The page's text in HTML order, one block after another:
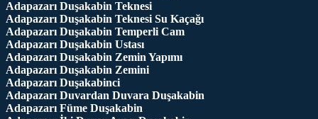
Adapazarı Duşakabin Teknesi
Adapazarı Duşakabin Teknesi Su Kaçağı
Adapazarı Duşakabin Temperli Cam
Adapazarı Duşakabin Ustası
Adapazarı Duşakabin Zemin Yapımı
Adapazarı Duşakabin Zemini
Adapazarı Duşakabinci
Adapazarı Duvardan Duvara Duşakabin
Adapazarı Füme Duşakabin